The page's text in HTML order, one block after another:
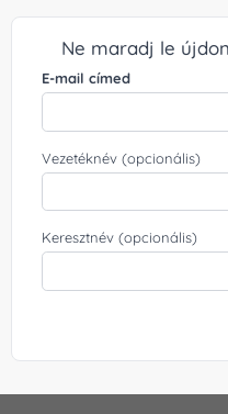
Ne maradj le
E-mail címed
Vezetéknév (opcionális)
Keresztnév (opcionális)